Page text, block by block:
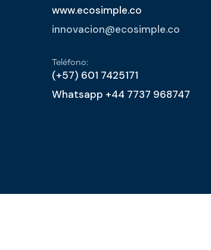
www.ecosimple.co
innovacion@ecosimple.co
Teléfono:
(+57) 601 7425171
Whatsapp +44 7737 968747